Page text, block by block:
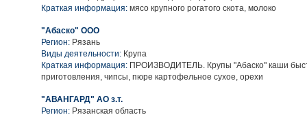
Краткая информация: мясо крупного рогатого скота, молоко
"Абаско" ООО
Регион: Рязань
Виды деятельности: Крупа
Краткая информация: ПРОИЗВОДИТЕЛЬ. Крупы "Абаско" каши
приготовления, чипсы, пюре картофельное сухое, орехи
"АВАНГАРД" АО з.т.
Регион: Рязанская область